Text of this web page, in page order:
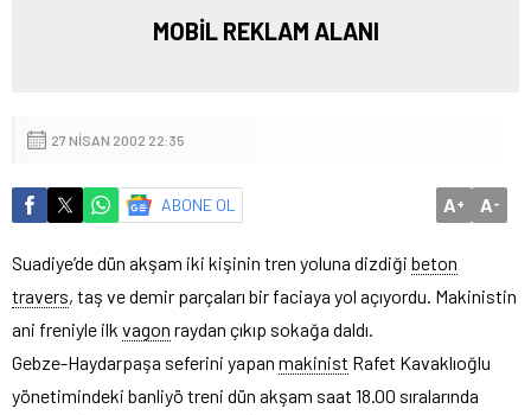
MOBİL REKLAM ALANI
27 NISAN 2002 22:35
ABONE OL A+ A-
Suadiye’de dün akşam iki kişinin tren yoluna dizdiği beton
travers, taş ve demir parçaları bir faciaya yol açıyordu. Makinistin
ani freniyle ilk vagon raydan çıkıp sokağa daldı.
Gebze-Haydarpaşa seferini yapan makinist Rafet Kavaklıoğlu
yönetimindeki banliyö treni dün akşam saat 18.00 sıralarında